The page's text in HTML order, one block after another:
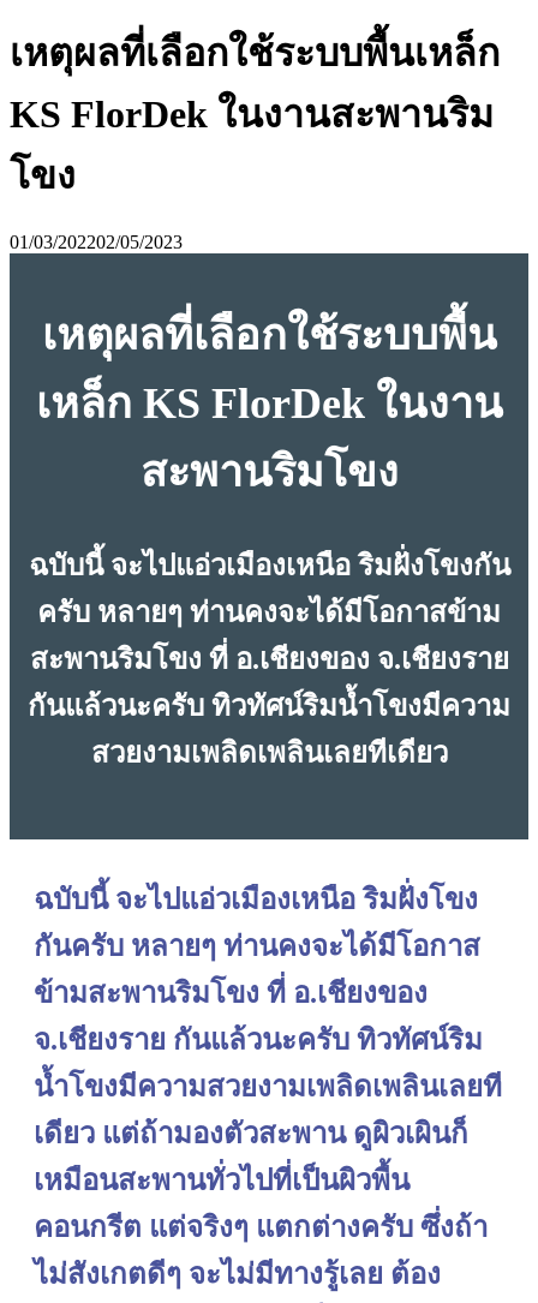
เหตุผลที่เลือกใช้ระบบพื้นเหล็ก
KS FlorDek ในงานสะพานริม
โขง
01/03/202202/05/2023
เหตุผลที่เลือกใช้ระบบพื้น
เหล็ก KS FlorDek ในงาน
สะพานริมโขง
ฉบับนี้ จะไปแอ่วเมืองเหนือ ริมฝั่งโขงกัน
ครับ หลายๆ ท่านคงจะได้มีโอกาสข้าม
สะพานริมโขง ที่ อ.เชียงของ จ.เชียงราย
กันแล้วนะครับ ทิวทัศน์ริมน้ำโขงมีความ
สวยงามเพลิดเพลินเลยทีเดียว
ฉบับนี้ จะไปแอ่วเมืองเหนือ ริมฝั่งโขง
กันครับ หลายๆ ท่านคงจะได้มีโอกาส
ข้ามสะพานริมโขง ที่ อ.เชียงของ
จ.เชียงราย กันแล้วนะครับ ทิวทัศน์ริม
น้ำโขงมีความสวยงามเพลิดเพลินเลยที
เดียว แต่ถ้ามองตัวสะพาน ดูผิวเผินก็
เหมือนสะพานทั่วไปที่เป็นผิวพื้น
คอนกรีต แต่จริงๆ แตกต่างครับ ซึ่งถ้า
ไม่สังเกตดีๆ จะไม่มีทางรู้เลย ต้อง